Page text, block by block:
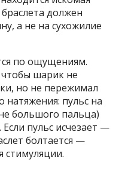
должен
а не на сухожилие
по ощущениям.
чтобы шарик не
но не пережимал
пульс на
большого пальца)
пульс исчезает —
болтается —
стимуляции.